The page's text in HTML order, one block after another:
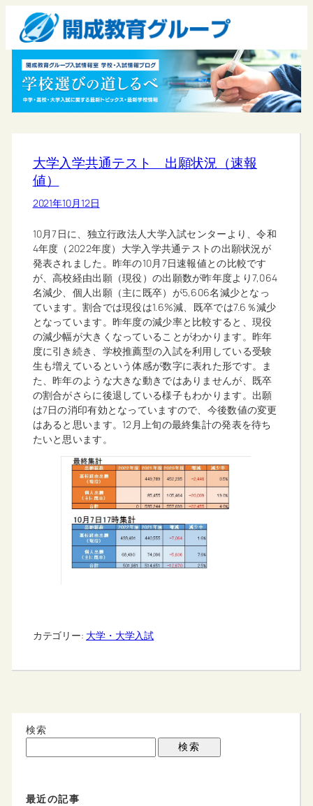
大学入学共通テスト 出願状況（速報
値）
2021年10月12日
10月7日に、独立行政法人大学入試センターより、令和
4年度（2022年度）大学入学共通テストの出願状況が
発表されました。昨年の10月7日速報値との比較です
が、高校経由出願（現役）の出願数が昨年度より7,064
名減少、個人出願（主に既卒）が5,606名減少となっ
ています。割合では現役は1.6%減、既卒では7.6％減少
となっています。昨年度の減少率と比較すると、現役
の減少幅が大きくなっていることがわかります。昨年
度に引き続き、学校推薦型の入試を利用している受験
生も増えているという体感が数字に表れた形です。ま
た、昨年のような大きな動きではありませんが、既卒
の割合がさらに後退している様子もわかります。出願
は7日の消印有効となっていますので、今後数値の変更
はあると思います。12月上旬の最終集計の発表を待ち
たいと思います。
カテゴリー: 大学・大学入試
検索
検索
最近の記事